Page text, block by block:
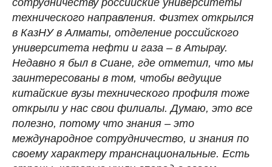
сотрудничеству российские университеты
технического направления. Физтех открылся
в КазНУ в Алматы, отделение российского
университета нефти и газа – в Атырау.
Недавно я был в Сиане, где отметил, что мы
заинтересованы в том, чтобы ведущие
китайские вузы технического профиля тоже
открыли у нас свои филиалы. Думаю, это все
полезно, потому что знания – это
международное сотрудничество, и знания по
своему характеру транснациональные. Есть